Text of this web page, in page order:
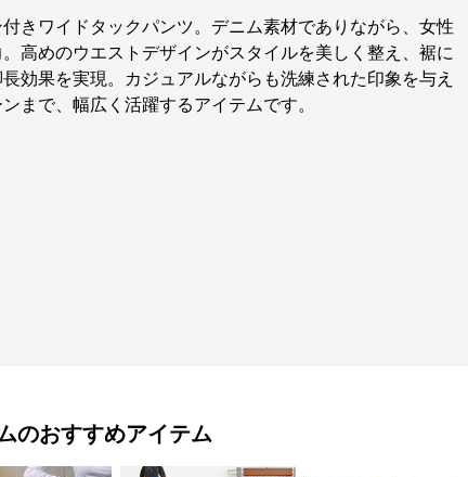
きワイドタックパンツ。デニム素材でありながら、女性
高めのウエストデザインがスタイルを美しく整え、裾に
効果を実現。カジュアルながらも洗練された印象を与え
まで、幅広く活躍するアイテムです。
のおすすめアイテム